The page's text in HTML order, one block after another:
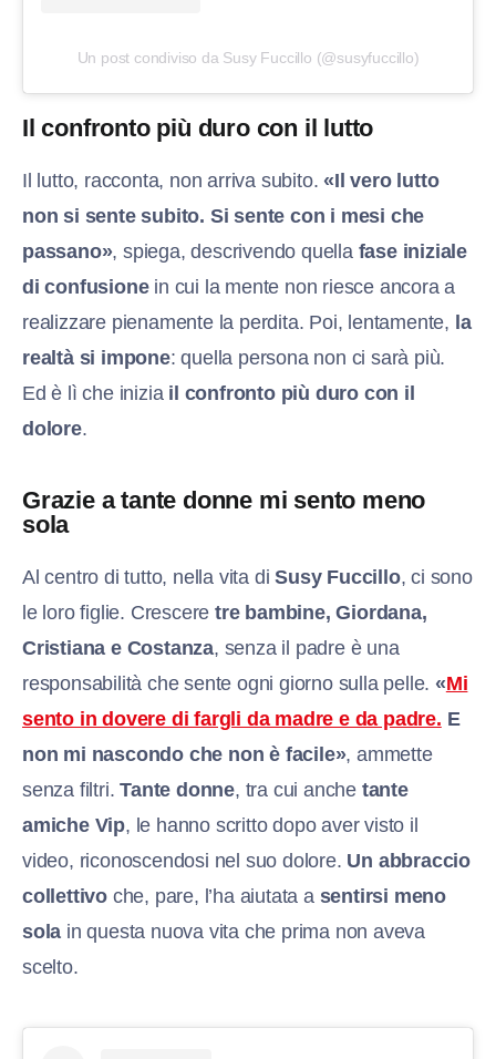
Un post condiviso da Susy Fuccillo (@susyfuccillo)
Il confronto più duro con il lutto
Il lutto, racconta, non arriva subito.«Il vero lutto
non si sente subito. Si sente con i mesi che
passano», spiega, descrivendo quella fase iniziale
di confusionein cui la mente non riesce ancora a
realizzare pienamente la perdita. Poi, lentamente, la
realtà si impone: quella persona non ci sarà più.
Ed è lì che inizia il confronto più duro con il
dolore.
Grazie a tante donne mi sento meno
sola
Al centro di tutto, nella vita diSusy Fuccillo, ci sono
le loro figlie. Cresceretre bambine, Giordana,
Cristiana e Costanza, senza il padre è una
responsabilità che sente ogni giorno sulla pelle. «Mi
sento in dovere di fargli da madre e da padre. E
non mi nascondo che non è facile», ammette
senza filtri.Tante donne, tra cui anche tante
amiche Vip, le hanno scritto dopo aver visto il
video, riconoscendosi nel suo dolore. Un abbraccio
collettivo che, pare, l’ha aiutata a sentirsi meno
sola in questa nuova vita che prima non aveva
scelto.